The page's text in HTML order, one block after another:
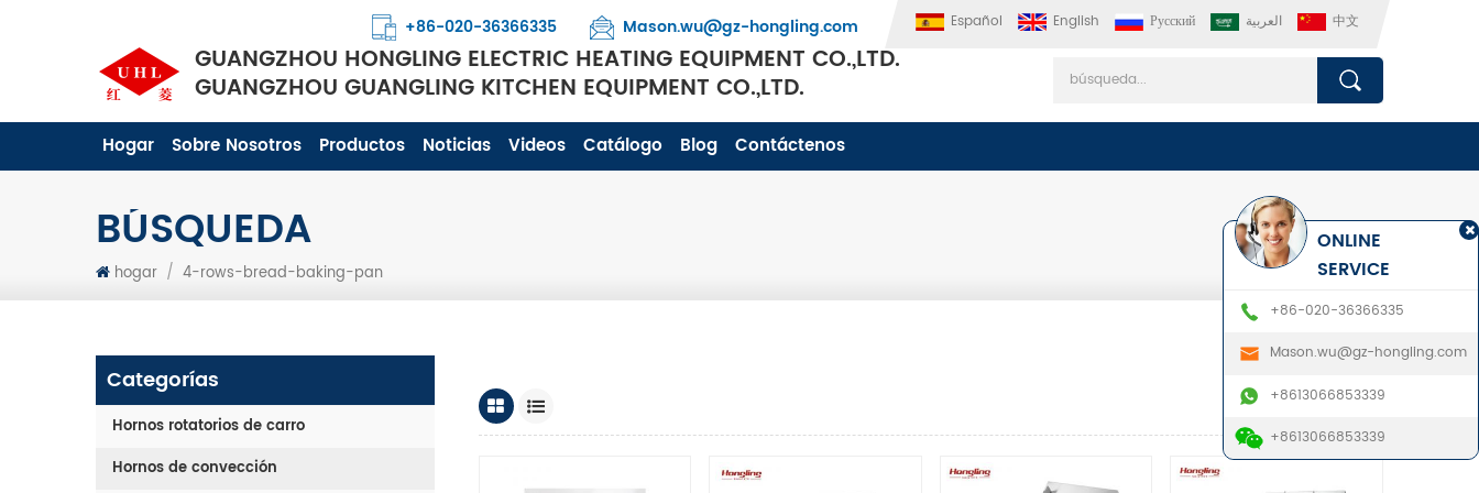
Español English Русский العربية 中文
+86-020-36366335 Mason.wu@gz-hongling.com
GUANGZHOU HONGLING ELECTRIC HEATING EQUIPMENT CO.,LTD.
GUANGZHOU GUANGLING KITCHEN EQUIPMENT CO.,LTD.
Hogar Sobre Nosotros Productos Noticias Videos Catálogo Blog Contáctenos
BÚSQUEDA
hogar / 4-rows-bread-baking-pan
Categorías
Hornos rotatorios de carro
Hornos de convección
ONLINE
SERVICE
+86-020-36366335
Mason.wu@gz-hongling.com
+8613066853339
+8613066853339